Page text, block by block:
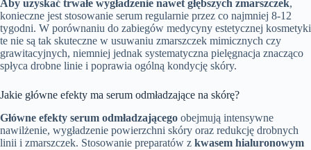
Aby uzyskać trwałe wygładzenie nawet głębszych zmarszczek,
konieczne jest stosowanie serum regularnie przez co najmniej 8-12
tygodni. W porównaniu do zabiegów medycyny estetycznej kosmetyki
te nie są tak skuteczne w usuwaniu zmarszczek mimicznych czy
grawitacyjnych, niemniej jednak systematyczna pielęgnacja znacząco
spłyca drobne linie i poprawia ogólną kondycję skóry.
Jakie główne efekty ma serum odmładzające na skórę?
Główne efekty serum odmładzającego obejmują intensywne
nawilżenie, wygładzenie powierzchni skóry oraz redukcję drobnych
linii i zmarszczek. Stosowanie preparatów z kwasem hialuronowym